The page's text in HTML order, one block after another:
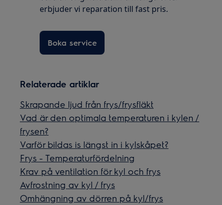
erbjuder vi reparation till fast pris.
Boka service
Relaterade artiklar
Skrapande ljud från frys/frysfläkt
Vad är den optimala temperaturen i kylen /
frysen?
Varför bildas is längst in i kylskåpet?
Frys - Temperaturfördelning
Krav på ventilation för kyl och frys
Avfrostning av kyl / frys
Omhängning av dörren på kyl/frys